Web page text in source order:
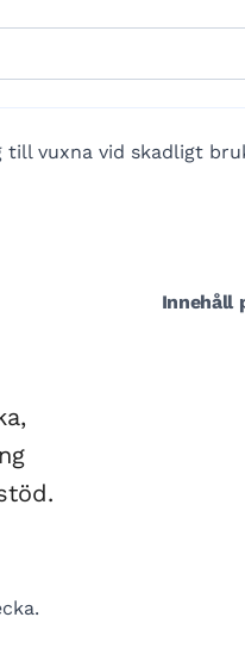
till vuxna vid skadligt
Innehåll